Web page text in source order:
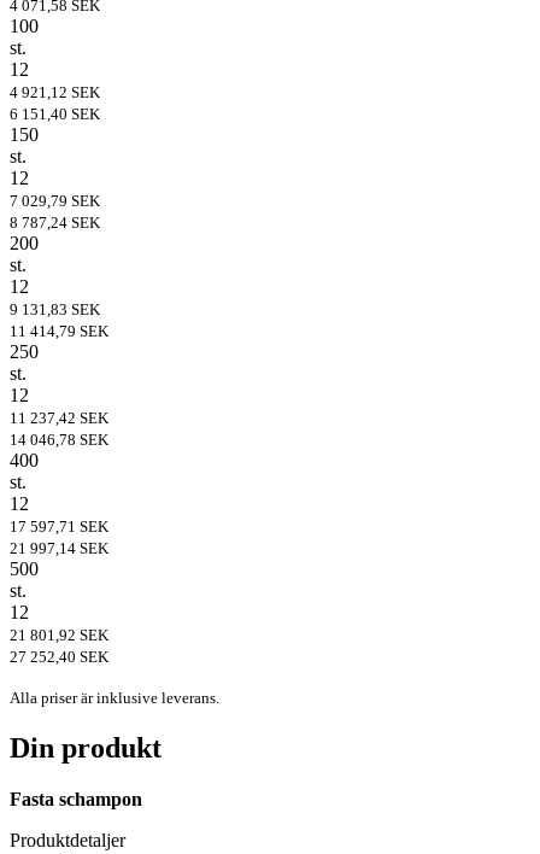
4 071,58 SEK
100
st.
12
4 921,12 SEK
6 151,40 SEK
150
st.
12
7 029,79 SEK
8 787,24 SEK
200
st.
12
9 131,83 SEK
11 414,79 SEK
250
st.
12
11 237,42 SEK
14 046,78 SEK
400
st.
12
17 597,71 SEK
21 997,14 SEK
500
st.
12
21 801,92 SEK
27 252,40 SEK
Alla priser är inklusive leverans.
Din produkt
Fasta schampon
Produktdetaljer